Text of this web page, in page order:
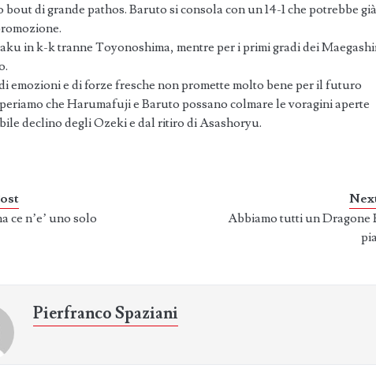
bout di grande pathos. Baruto si consola con un 14-1 che potrebbe già
in k-k tranne Toyonoshima, mentre per i primi gradi dei
emozioni e di forze fresche non promette molto bene per il futuro
che Harumafuji e Baruto possano colmare le voragini aperte
declino degli Ozeki e dal ritiro di Asashoryu.
ce n’e’ uno solo
Abbiamo tutti un Dragone
Pierfranco Spaziani